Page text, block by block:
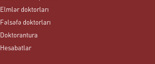
Elmlər doktorları
Fəlsəfə doktorları
Doktorantura
Hesabatlar